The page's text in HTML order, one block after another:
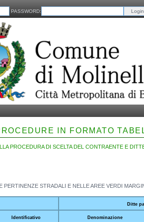
PASSWORD:
IN FORMATO
PROCEDURA DI SCELTA DEL CONTRAENTE E
PERTINENZE STRADALI E NELLE AREE VERDI
Ditte
Identificativo Denominazione